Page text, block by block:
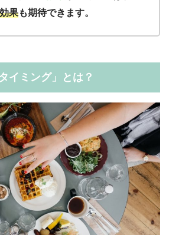
果も期待できます。
イミング」とは？